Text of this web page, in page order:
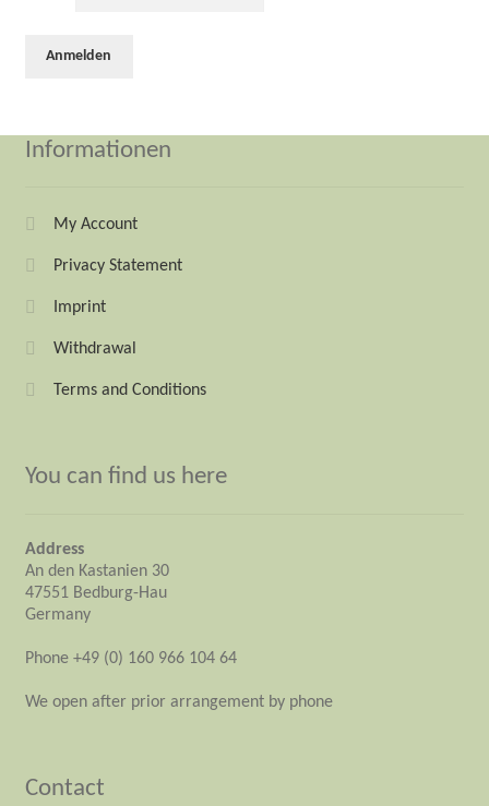
Informationen
My Account
Privacy Statement
Imprint
Withdrawal
Terms and Conditions
You can find us here
Address
An den Kastanien 30
47551 Bedburg-Hau
Germany
Phone +49 (0) 160 966 104 64
We open after prior arrangement by phone
Contact